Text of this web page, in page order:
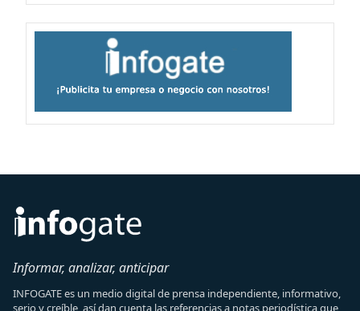
Informar, analizar, anticipar
INFOGATE es un medio digital de prensa independiente, informativo,
serio y creíble, así dan cuenta las referencias a notas periodística que